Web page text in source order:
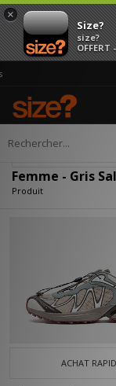
×
Size?
size?
Accueil Femme
Femme - Gris
Produit
ACHAT